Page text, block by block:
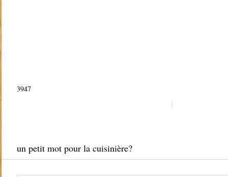
3947
un petit mot pour la cuisinière?